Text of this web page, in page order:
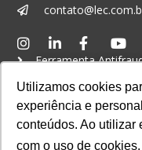
Utilizamos cookies
experiência e
conteúdos. Ao utilizar
com o uso de cookies.
Ferramenta
Consulte aqui o
Sistema e-MEC